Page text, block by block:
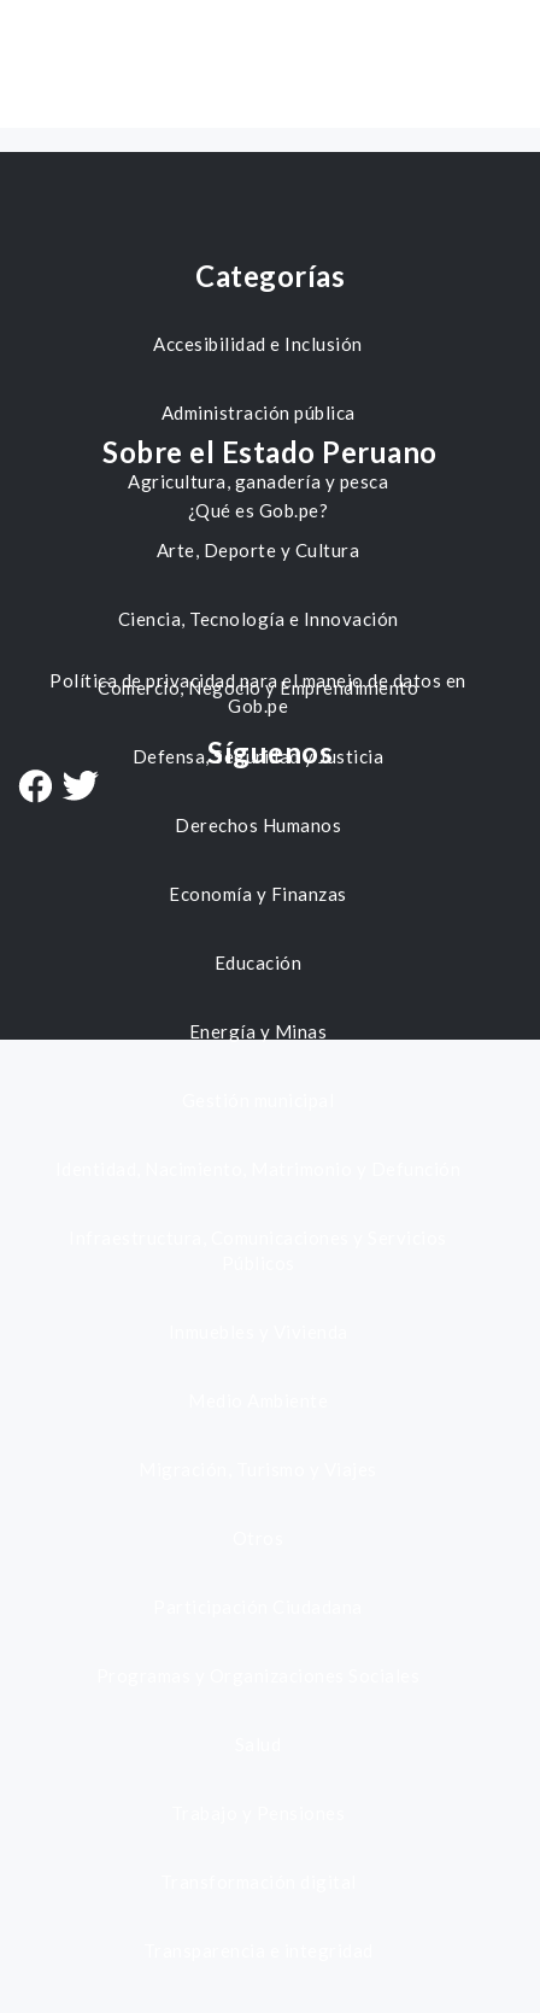
Categorías
Accesibilidad e Inclusión
Administración pública
Agricultura, ganadería y pesca
Arte, Deporte y Cultura
Ciencia, Tecnología e Innovación
Comercio, Negocio y Emprendimiento
Defensa, Seguridad y Justicia
Derechos Humanos
Economía y Finanzas
Educación
Energía y Minas
Sobre el Estado Peruano
¿Qué es Gob.pe?
Política de privacidad para el manejo de datos en
Gob.pe
Síguenos